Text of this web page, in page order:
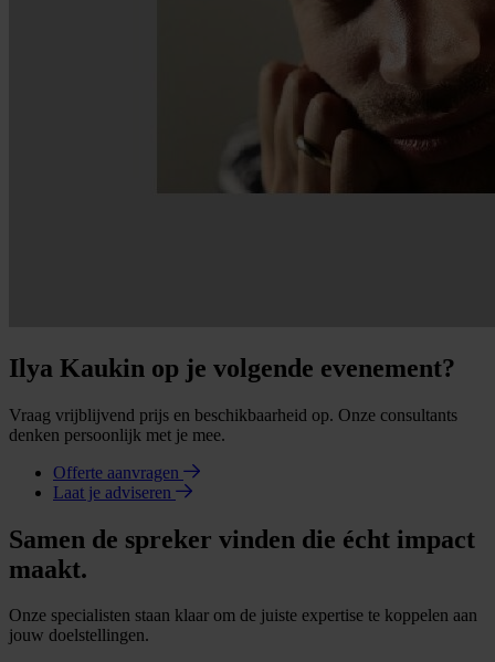
Ilya Kaukin op je volgende evenement?
Vraag vrijblijvend prijs en beschikbaarheid op. Onze consultants
denken persoonlijk met je mee.
Offerte aanvragen
Laat je adviseren
Samen de spreker vinden die écht impact
maakt.
Onze specialisten staan klaar om de juiste expertise te koppelen aan
jouw doelstellingen.